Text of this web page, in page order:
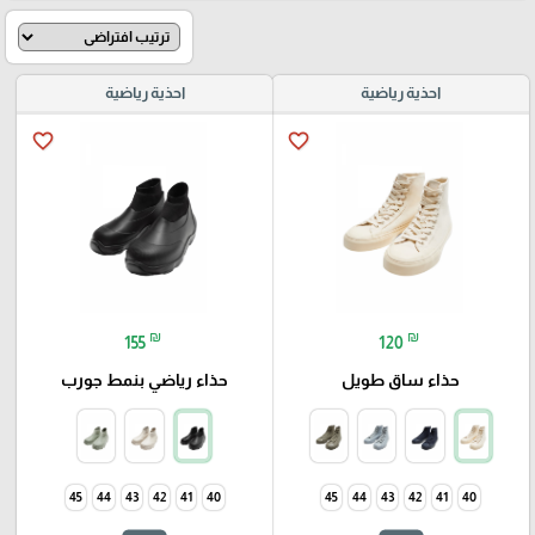
احذية رياضية
favorite_border
120 ₪
حذاء ساق طويل
40
41
42
43
44
45
احذية رياضية
favorite_border
155 ₪
حذاء رياضي بنمط جورب
40
41
42
43
44
45